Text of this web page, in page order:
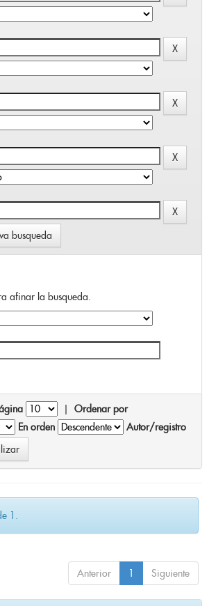
busqueda
afinar la busqueda.
| Ordenar por
En orden
Autor/registro
1.
Anterior 1 Siguiente